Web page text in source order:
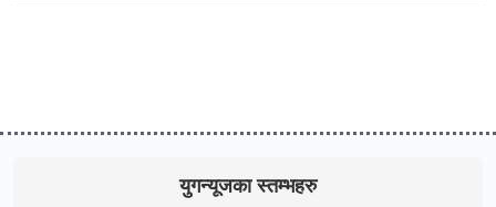
युगन्यूजका स्तम्भहरु